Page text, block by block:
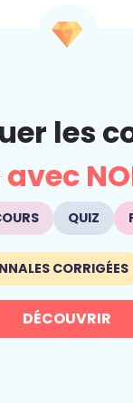
les
avec
QUIZ
CORRIGÉES
DÉCOUVRIR